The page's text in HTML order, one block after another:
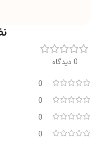
0 دیدگاه
0
0
0
0